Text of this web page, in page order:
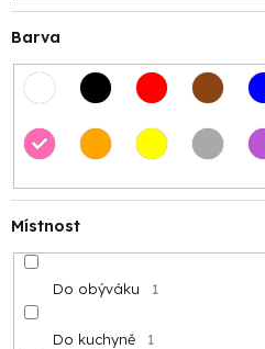
Barva
Místnost
Do obýváku 1
Do kuchyně 1